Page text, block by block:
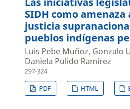
SIDH como amenaza
justicia
pueblos indígenas
Luis Pebe Muñoz, Gonzalo
Daniela Pulido Ramírez
297-324
PDF
HTML